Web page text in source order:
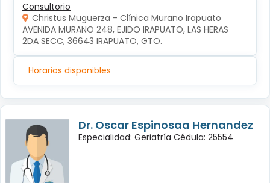
Consultorio
Christus Muguerza - Clínica Murano Irapuato
AVENIDA MURANO 248, EJIDO IRAPUATO, LAS HERAS
2DA SECC, 36643 IRAPUATO, GTO.
Horarios disponibles
Dr. Oscar Espinosaa Hernandez
Especialidad: Geriatría Cédula: 25554